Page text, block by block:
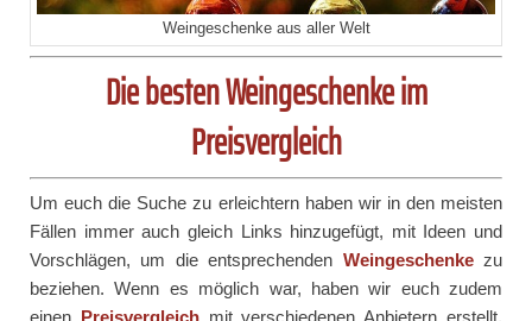
Weingeschenke aus aller Welt
Die besten Weingeschenke im
Preisvergleich
Um euch die Suche zu erleichtern haben wir in den meisten
Fällen immer auch gleich Links hinzugefügt, mit Ideen und
Vorschlägen, um die entsprechenden Weingeschenkezu
beziehen. Wenn es möglich war, haben wir euch zudem
einen Preisvergleichmit verschiedenen Anbietern erstellt,